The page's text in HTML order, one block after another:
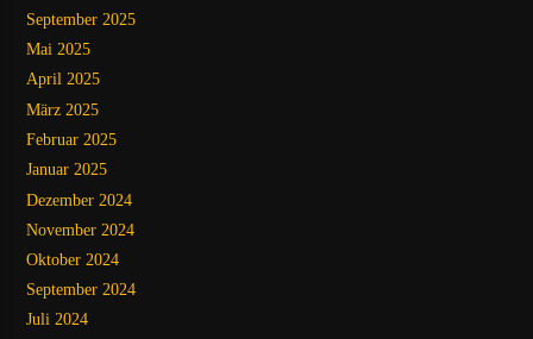
September 2025
Mai 2025
April 2025
März 2025
Februar 2025
Januar 2025
Dezember 2024
November 2024
Oktober 2024
September 2024
Juli 2024